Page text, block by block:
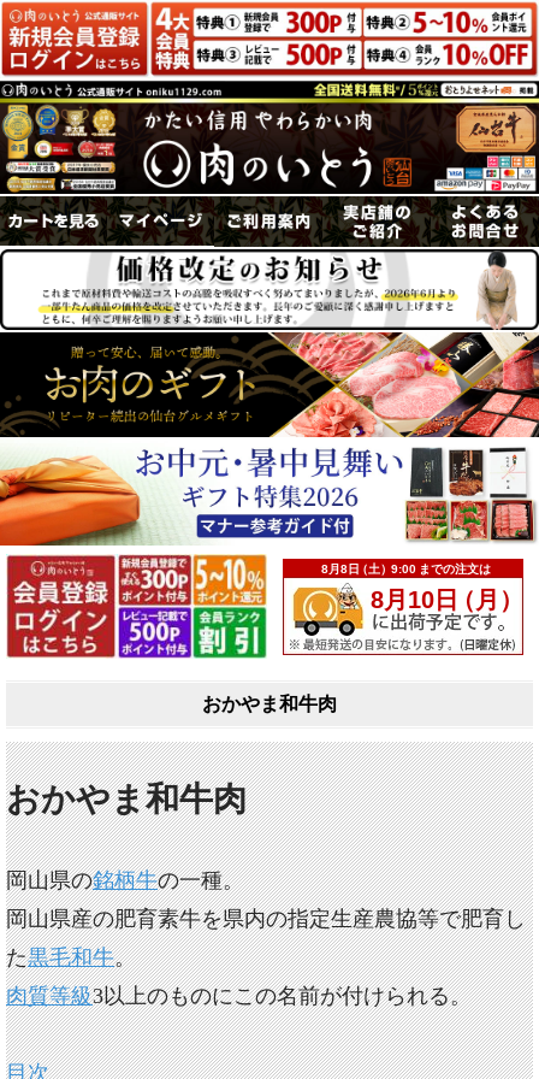
おかやま和牛肉
おかやま和牛肉
岡山県の銘柄牛の一種。
岡山県産の肥育素牛を県内の指定生産農協等で肥育し
た黒毛和牛。
肉質等級3以上のものにこの名前が付けられる。
目次